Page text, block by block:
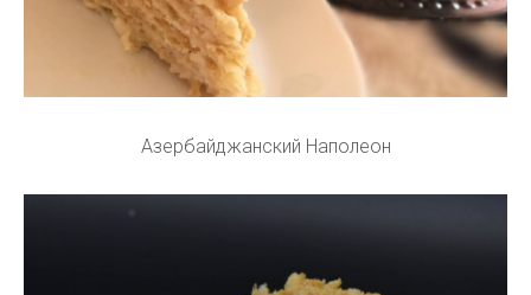
Азербайджанский Наполеон